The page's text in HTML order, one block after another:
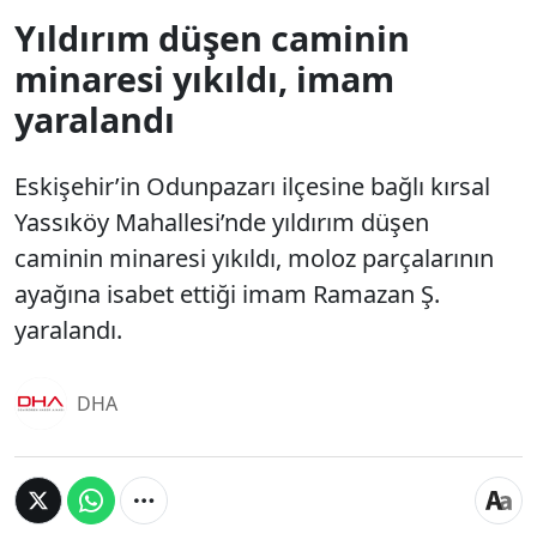
Yıldırım düşen caminin
minaresi yıkıldı, imam
yaralandı
Eskişehir’in Odunpazarı ilçesine bağlı kırsal
Yassıköy Mahallesi’nde yıldırım düşen
caminin minaresi yıkıldı, moloz parçalarının
ayağına isabet ettiği imam Ramazan Ş.
yaralandı.
DHA